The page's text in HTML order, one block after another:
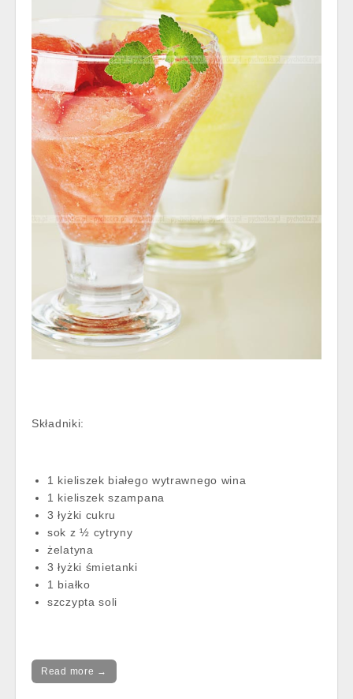
Składniki:
1 kieliszek białego wytrawnego wina
1 kieliszek szampana
3 łyżki cukru
sok z ½ cytryny
żelatyna
3 łyżki śmietanki
1 białko
szczypta soli
Read more →